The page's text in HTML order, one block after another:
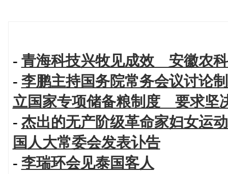
- 青海科技兴牧见成效 安徽农
- 李鹏主持国务院常务会议讨论
立国家专项储备粮制度 要求坚
- 杰出的无产阶级革命家妇女运
国人大常委会发表讣告
- 李瑞环会见泰国客人